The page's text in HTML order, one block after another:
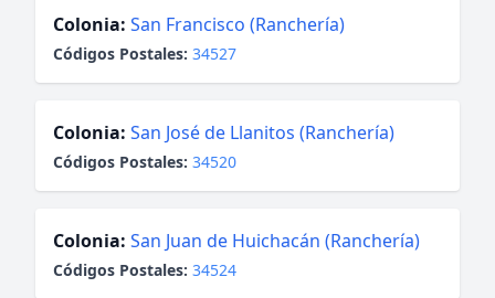
Colonia: San Francisco (Ranchería)
Códigos Postales: 34527
Colonia: San José de Llanitos (Ranchería)
Códigos Postales: 34520
Colonia: San Juan de Huichacán (Ranchería)
Códigos Postales: 34524